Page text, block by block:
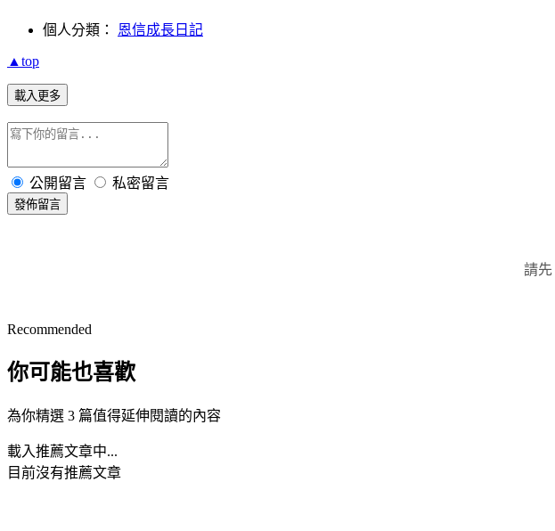
個人分類： 恩信成長日記
▲top
載入更多
公開留言 私密留言
發佈留言
請先
Recommended
你可能也喜歡
為你精選 3 篇值得延伸閱讀的內容
載入推薦文章中...
目前沒有推薦文章